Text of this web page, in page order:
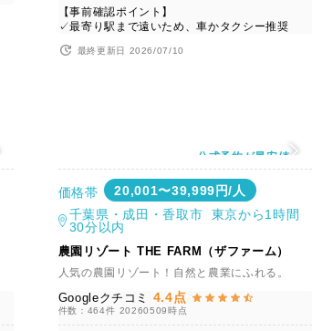
【事前確認ポイント】
✓最寄り駅まで遠いため、車かタクシー推奨
最終更新日 2026/07/10
公式予約が最安値
価格帯
20,001〜39,999円/人
千葉県・成田・香取市 東京から1時間
30分以内
農園リゾート THE FARM（ザファーム）
人気の農園リゾート！自然と農業にふれる。
Googleクチコミ 4.4点
件数：464件 20260509時点